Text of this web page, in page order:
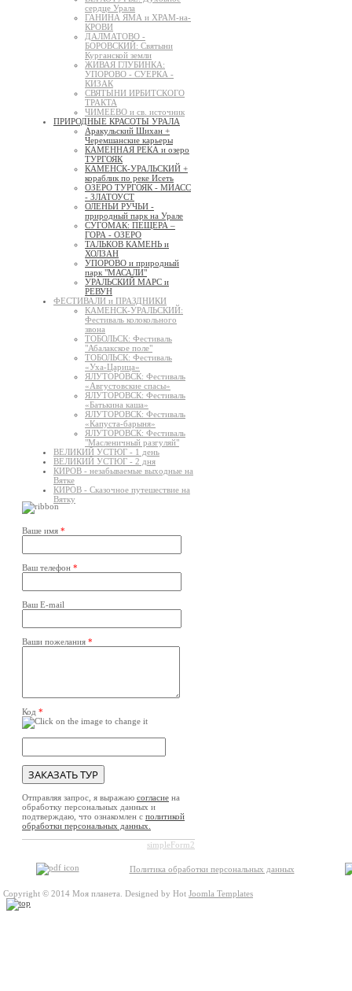
сердце Урала
ГАНИНА ЯМА и ХРАМ-на-
КРОВИ
ДАЛМАТОВО -
БОРОВСКИЙ: Святыни
Курганской земли
ЖИВАЯ ГЛУБИНКА:
УПОРОВО - СУЕРКА -
КИЗАК
СВЯТЫНИ ИРБИТСКОГО
ТРАКТА
ЧИМЕЕВО и св. источник
ПРИРОДНЫЕ КРАСОТЫ УРАЛА
Аракульский Шихан +
Черемшанские карьеры
КАМЕННАЯ РЕКА и озеро
ТУРГОЯК
КАМЕНСК-УРАЛЬСКИЙ +
кораблик по реке Исеть
ОЗЕРО ТУРГОЯК - МИАСС
- ЗЛАТОУСТ
ОЛЕНЬИ РУЧЬИ -
природный парк на Урале
СУГОМАК: ПЕЩЕРА –
ГОРА - ОЗЕРО
ТАЛЬКОВ КАМЕНЬ и
ХОЛЗАН
УПОРОВО и природный
парк "МАСАЛИ"
УРАЛЬСКИЙ МАРС и
РЕВУН
ФЕСТИВАЛИ и ПРАЗДНИКИ
КАМЕНСК-УРАЛЬСКИЙ:
Фестиваль колокольного
звона
ТОБОЛЬСК: Фестиваль
"Абалакское поле"
ТОБОЛЬСК: Фестиваль
«Уха-Царица»
ЯЛУТОРОВСК: Фестиваль
«Августовские спасы»
ЯЛУТОРОВСК: Фестиваль
«Батькина каша»
ЯЛУТОРОВСК: Фестиваль
«Капуста-барыня»
ЯЛУТОРОВСК: Фестиваль
"Масленичный разгуляй"
ВЕЛИКИЙ УСТЮГ - 1 день
ВЕЛИКИЙ УСТЮГ - 2 дня
КИРОВ - незабываемые выходные на
Вятке
КИРОВ - Сказочное путешествие на
Вятку
Ваше имя *
Ваш телефон *
Ваш E-mail
Ваши пожелания *
Код *
Отправляя запрос, я выражаю согласие на
обработку персональных данных и
подтверждаю, что ознакомлен с политикой
обработки персональных данных.
simpleForm2
Политика обработки персональных данных
Copyright © 2014 Моя планета. Designed by Hot Joomla Templates